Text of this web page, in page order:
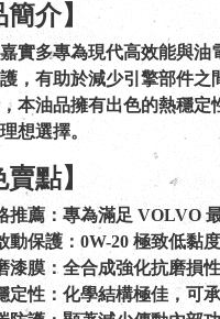
簡介】
實多專為現代高效能與
，有助於減少引擎部件之
本油品擁有出色的熱穩
想選擇。
賣點】
推薦：專為滿足 VOLVO
動保護：0W-20 極致低黏
漆膜：全合成強化抗磨損
定性：化學結構極佳，可